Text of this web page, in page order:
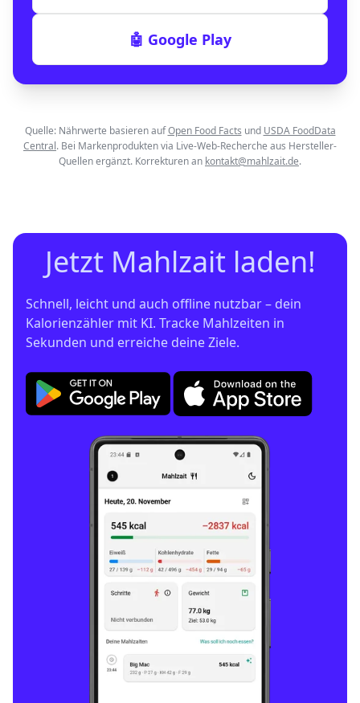
🤖 Google Play
Quelle: Nährwerte basieren auf Open Food Facts und USDA FoodData
Central. Bei Markenprodukten via Live-Web-Recherche aus Hersteller-
Quellen ergänzt. Korrekturen an kontakt@mahlzait.de.
Jetzt Mahlzait laden!
Schnell, leicht und auch offline nutzbar – dein
Kalorienzähler mit KI. Tracke Mahlzeiten in
Sekunden und erreiche deine Ziele.